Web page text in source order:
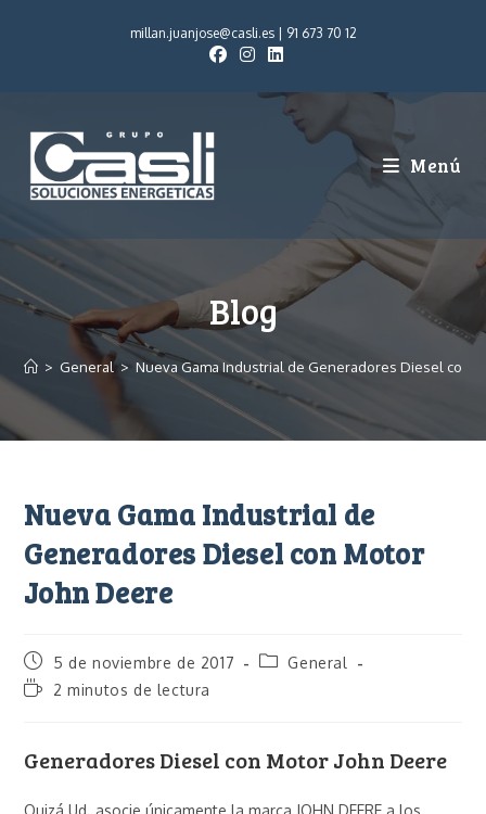
millan.juanjose@casli.es| 91 673 70 12
Menú
Blog
> General > Nueva Gama Industrial de Generadores Diesel con
Nueva Gama Industrial de
Generadores Diesel con Motor
John Deere
5 de noviembre de 2017
General
2 minutos de lectura
Generadores Diesel con Motor John Deere
Quizá Ud. asocie únicamente la marca JOHN DEERE a los